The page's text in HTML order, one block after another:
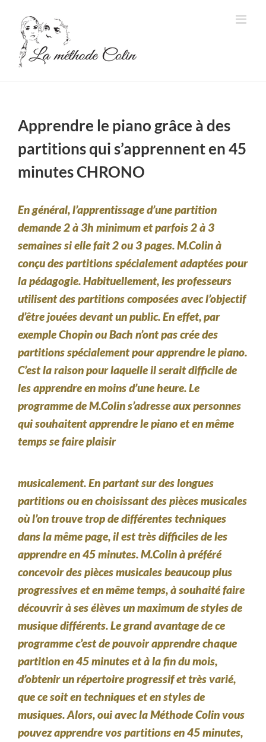
contenu
Apprendre le piano grâce à des
partitions qui s’apprennent en 45
minutes CHRONO
En général, l’apprentissage d’une partition
demande 2 à 3h minimum et parfois 2 à 3
semaines si elle fait 2 ou 3 pages. M.Colin à
conçu des partitions spécialement adaptées pour
la pédagogie. Habituellement, les professeurs
utilisent des partitions composées avec l’objectif
d’être jouées devant un public. En effet, par
exemple Chopin ou Bach n’ont pas crée des
partitions spécialement pour apprendre le piano.
C’est la raison pour laquelle il serait difficile de
les apprendre en moins d’une heure. Le
programme de M.Colin s’adresse aux personnes
qui souhaitent apprendre le piano et en même
temps se faire plaisir
musicalement. En partant sur des longues
partitions ou en choisissant des pièces musicales
où l’on trouve trop de différentes techniques
dans la même page, il est très difficiles de les
apprendre en 45 minutes. M.Colin à préféré
concevoir des pièces musicales beaucoup plus
progressives et en même temps, à souhaité faire
découvrir à ses élèves un maximum de styles de
musique différents. Le grand avantage de ce
programme c’est de pouvoir apprendre chaque
partition en 45 minutes et à la fin du mois,
d’obtenir un répertoire progressif et très varié,
que ce soit en techniques et en styles de
musiques. Alors, oui avec la Méthode Colin vous
pouvez apprendre vos partitions en 45 minutes,